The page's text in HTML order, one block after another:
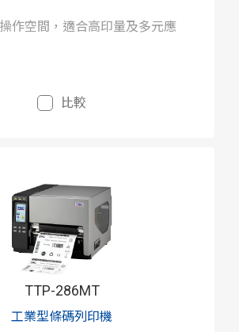
作空間，適合高印量及多元應
比較
TTP-286MT
工業型條碼列印機